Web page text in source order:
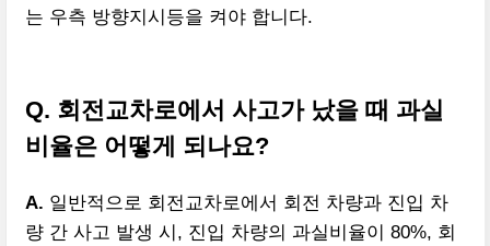
는 우측 방향지시등을 켜야 합니다.
Q. 회전교차로에서 사고가 났을 때 과실
비율은 어떻게 되나요?
A. 일반적으로 회전교차로에서 회전 차량과 진입 차
량 간 사고 발생 시, 진입 차량의 과실비율이 80%, 회